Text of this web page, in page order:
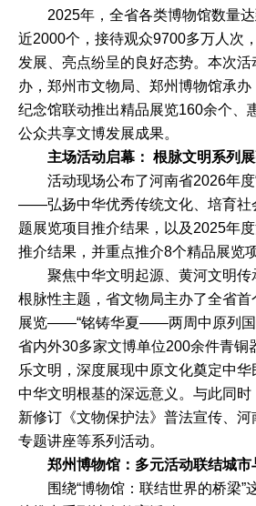
2025年，全省各类博物馆数量
近2000个，接待观众9700多万人次
发展、亮点纷呈的良好态势。本次
办，郑州市文物局、郑州博物馆承办
纪念馆联动推出精品展览160余个、
公众共享文博发展成果。
主场活动启幕： 根脉文明系列
活动现场公布了河南省2026年
——弘扬中华优秀传统文化、培育社
题展览项目推介结果，以及2025年
推介结果，并重点推介8个精品展览项
聚焦中华文明起源、黄河文明
根脉性主题，省文物局主办了全省
展览——“铭铸华夏——两周中原列国
省内外30多家文博单位200余件青铜
乐文明，深度展现中原文化奠定中
中华文明根基的深远意义。与此同时
新修订《文物保护法》普法宣传、河
专题讲座等系列活动。
郑州博物馆： 多元活动联结城市
围绕“博物馆：联结世界的桥梁”